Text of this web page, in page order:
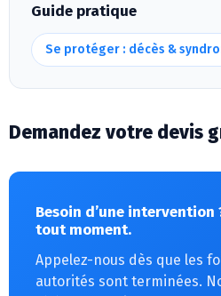
Guide pratique
Se protéger : décès &
Demandez votre devis
Besoin d’une intervention
tout moment.
Appelez-nous dès que les
autorités sont terminées.